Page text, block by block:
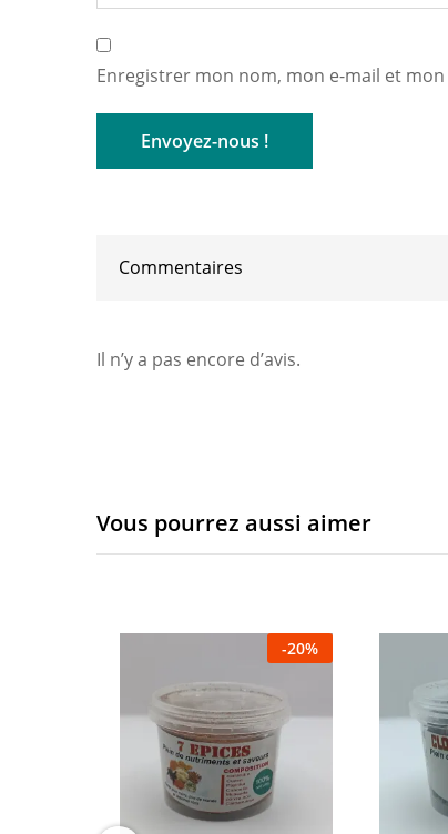
Enregistrer mon nom, mon e-mail et
Commentaires
Il n’y a pas encore d’avis.
Vous pourrez aussi aimer
-20%